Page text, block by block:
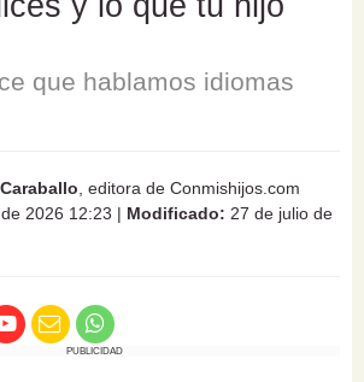
que hablamos idiomas
, editora de Conmishijos.com
2026 12:23 | Modificado: 27 de julio de
PUBLICIDAD